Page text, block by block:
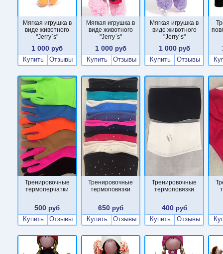
Мягкая игрушка в
виде животного
"Jerry`s"
1 000 руб
Купить
Отзывы
Мягкая игрушка в
виде животного
"Jerry`s"
1 000 руб
Купить
Отзывы
Мягкая игрушка в
виде животного
"Jerry`s"
1 000руб
Купить
Отзывы
Тренировочные
термоперчатки
500 руб
Купить
Отзывы
Тренировочные
термоповязки
650 руб
Купить
Отзывы
Тренировочные
термоповязки
400руб
Купить
Отзывы